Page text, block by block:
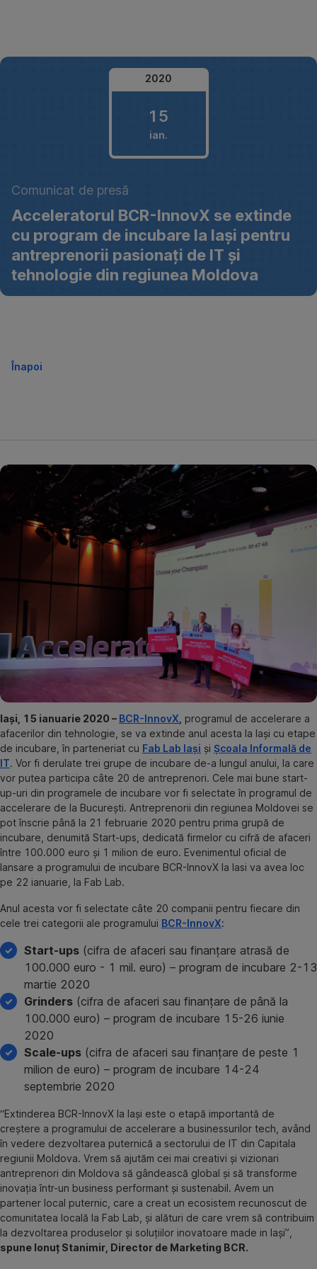
2020
15
ian.
15
2020
Comunicat de presă
Acceleratorul BCR-InnovX se extinde
cu program de incubare la Iași pentru
antreprenorii pasionați de IT și
tehnologie din regiunea Moldova
Înapoi
Iași, 15 ianuarie 2020 – BCR-InnovX programul de accelerare a
afacerilor din tehnologie, se va extinde anul acesta la Iași cu etape
de incubare, în parteneriat cu Fab Lab Iași și Școala Informală de
IT. Vor fi derulate trei grupe de incubare de-a lungul anului, la care
vor putea participa câte 20 de antreprenori. Cele mai bune start-
up-uri din programele de incubare vor fi selectate în programul de
accelerare de la București. Antreprenorii din regiunea Moldovei se
pot înscrie până la 21 februarie 2020 pentru prima grupă de
incubare, denumită Start-ups, dedicată firmelor cu cifră de afaceri
între 100.000 euro și 1 milion de euro. Evenimentul oficial de
lansare a programului de incubare BCR-InnovX la Iasi va avea loc
pe 22 ianuarie, la Fab Lab.
Anul acesta vor fi selectate câte 20 companii pentru fiecare din
cele trei categorii ale programului BCR-InnovX:
Start-ups (cifra de afaceri sau finanțare atrasă de
100.000 euro - 1 mil. euro) – program de incubare 2-13
martie 2020
Grinders (cifra de afaceri sau finanțare de până la
100.000 euro) – program de incubare 15-26 iunie
2020
Scale-ups (cifra de afaceri sau finanțare de peste 1
milion de euro) – program de incubare 14-24
septembrie 2020
“Extinderea BCR-InnovX la Iași este o etapă importantă de
creștere a programului de accelerare a businessurilor tech, având
în vedere dezvoltarea puternică a sectorului de IT din Capitala
regiunii Moldova. Vrem să ajutăm cei mai creativi și vizionari
antreprenori din Moldova să gândească global și să transforme
inovația într-un business performant și sustenabil. Avem un
partener local puternic, care a creat un ecosistem recunoscut de
comunitatea locală la Fab Lab, și alături de care vrem să contribuim
la dezvoltarea produselor și soluțiilor inovatoare made in Iași”,
spune Ionuț Stanimir, Director de Marketing BCR.